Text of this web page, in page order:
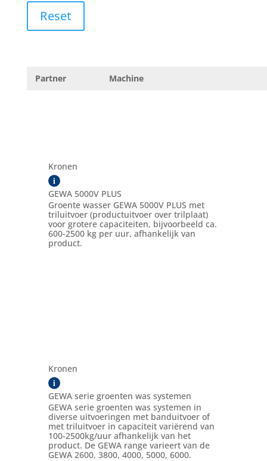
Reset
Partner Machine
Kronen
i
GEWA 5000V PLUS
Groente wasser GEWA 5000V PLUS met
triluitvoer (productuitvoer over trilplaat)
voor grotere capaciteiten, bijvoorbeeld ca.
600-2500 kg per uur, afhankelijk van
product.
Kronen
i
GEWA serie groenten was systemen
GEWA serie groenten was systemen in
diverse uitvoeringen met banduitvoer of
met triluitvoer in capaciteit variërend van
100-2500kg/uur afhankelijk van het
product. De GEWA range varieert van de
GEWA 2600, 3800, 4000, 5000, 6000.